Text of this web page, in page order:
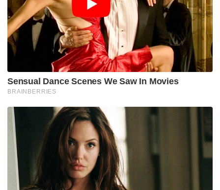
Sensual Dance Scenes We Saw In Movies
BRAINBERRIES